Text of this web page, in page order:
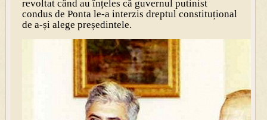
revoltat când au înțeles că guvernul putinist
condus de Ponta le-a interzis dreptul constituțional
de a-și alege președintele.